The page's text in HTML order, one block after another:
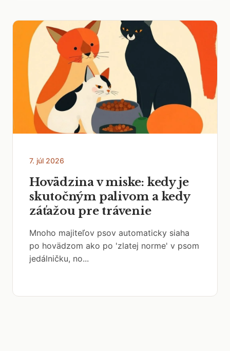
7. júl 2026
Hovädzina v miske: kedy je
skutočným palivom a kedy
záťažou pre trávenie
Mnoho majiteľov psov automaticky siaha
po hovädzom ako po 'zlatej norme' v psom
jedálničku, no...